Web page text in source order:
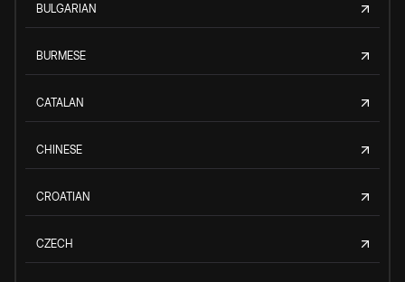
BULGARIAN
BURMESE
CATALAN
CHINESE
CROATIAN
CZECH